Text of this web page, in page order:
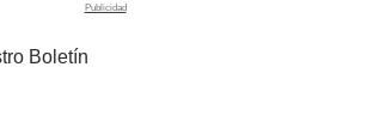
Boletín